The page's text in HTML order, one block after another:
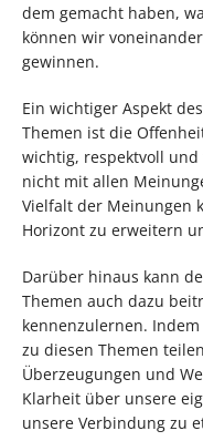
dem gemacht haben,
können wir
gewinnen.
Ein wichtiger Aspekt
Themen ist die
wichtig, respektvoll
nicht mit allen
Vielfalt der Meinungen
Horizont zu erweitern
Darüber hinaus kann
Themen auch dazu
kennenzulernen.
zu diesen Themen
Überzeugungen und
Klarheit über unsere
unsere Verbindung zu